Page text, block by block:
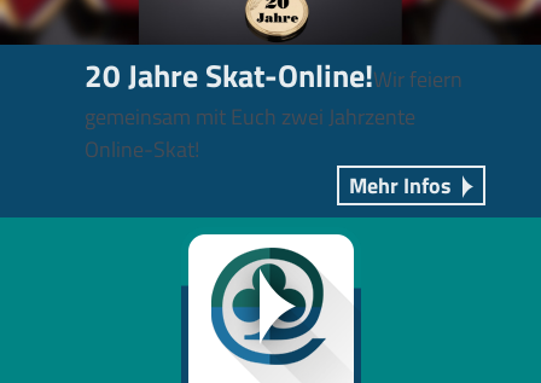
20 Jahre Skat-Online!Wir feiern
gemeinsam mit Euch zwei Jahrzente
Online-Skat!
Mehr Infos